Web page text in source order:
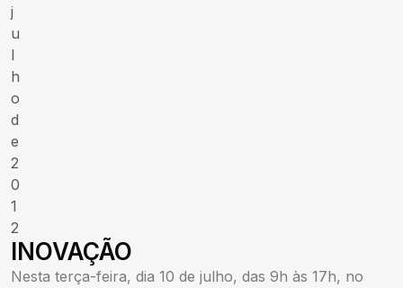
j
u
l
h
o
d
e
2
0
1
2
INOVAÇÃO
Nesta terça-feira, dia 10 de julho, das 9h às 17h, no